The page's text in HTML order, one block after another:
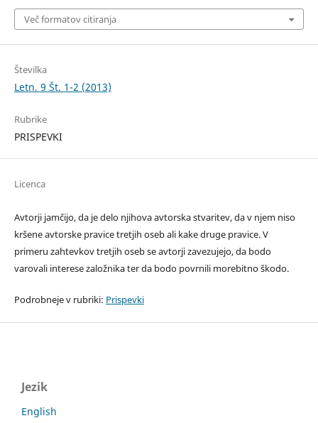
Več formatov citiranja
Številka
Letn. 9 Št. 1-2 (2013)
Rubrike
PRISPEVKI
Licenca
Avtorji jamčijo, da je delo njihova avtorska stvaritev, da v njem niso
kršene avtorske pravice tretjih oseb ali kake druge pravice. V
primeru zahtevkov tretjih oseb se avtorji zavezujejo, da bodo
varovali interese založnika ter da bodo povrnili morebitno škodo.
Podrobneje v rubriki: Prispevki
Jezik
English